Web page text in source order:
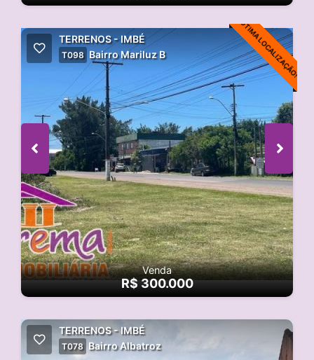
ÓTIMA LOCALIZAÇÃO!
TERRENOS - IMBÉ
T098 Bairro Mariluz B
Venda
R$ 300.000
TERRENOS - IMBÉ
T078 Bairro Albatroz